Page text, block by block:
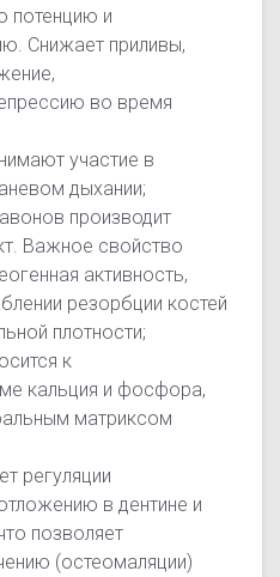
потенцию и
Снижает приливы,
во время
участие в
дыхании;
производит
Важное свойство
активность,
резорбции костей
плотности;
к
кальция и фосфора,
матриксом
регуляции
в дентине и
позволяет
(остеомаляции)